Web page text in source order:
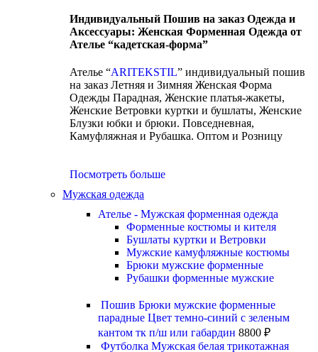
Индивидуальный Пошив на заказ Одежда и
Аксессуары: Женская Форменная Одежда от
Ателье “кадетская-форма”
Ателье “ARITEKSTIL” индивидуальный пошив
на заказ Летняя и Зимняя Женская Форма
Одежды Парадная, Женские платья-жакеты,
Женские Ветровки куртки и бушлаты, Женские
Блузки юбки и брюки. Повседневная,
Камуфляжная и Рубашка. Оптом и Розницу
Посмотреть больше
Мужская одежда
Ателье - Мужская форменная одежда
Форменные костюмы и кителя
Бушлаты куртки и Ветровки
Мужские камуфляжные костюмы
Брюки мужские форменные
Рубашки форменные мужские
Пошив Брюки мужские форменные
парадные Цвет темно-синий с зеленым
кантом тк п/ш или габардин 8800 ₽
Футболка Мужская белая трикотажная